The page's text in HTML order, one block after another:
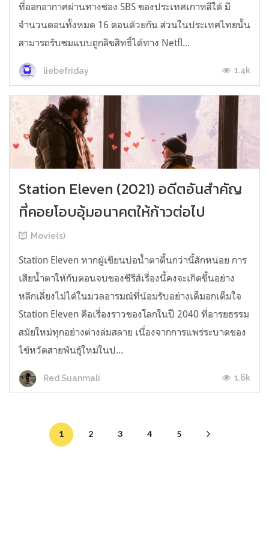
ที่ออกอากาศผ่านทางช่อง SBS ของประเทศเกาหลีใต้ มี
จำนวนตอนทั้งหมด 16 ตอนด้วยกัน ส่วนในประเทศไทยนั้น
สามารถรับชมแบบถูกลิขสิทธิ์ได้ทาง Netfl...
liebefriday 1.4k
Station Eleven (2021) อดีตอันสำคัญ
ที่คอยโอบอุ้มอนาคตให้ก้าวต่อไป
Movie(s)
Station Eleven หากผู้เขียนบ่อน้ำตาตื้นกว่านี้สักหน่อย การ
เสียน้ำตาให้กับตอนจบของซีรีส์เรื่องนี้คงจะเกิดขึ้นอย่าง
หลีกเลี่ยงไม่ได้ในมวลอารมณ์ที่น้อมรับอย่างเต็มอกเต็มใจ
Station Eleven คือเรื่องราวของโลกในปี 2040 ที่อารยธรรม
สมัยใหม่ทุกอย่างต่างล่มสลาย เนื่องจากการแพร่ระบาดของ
ไข้หวัดสายพันธุ์ใหม่ในป...
Red Suanmali 1.6k
1 2 3 4 5